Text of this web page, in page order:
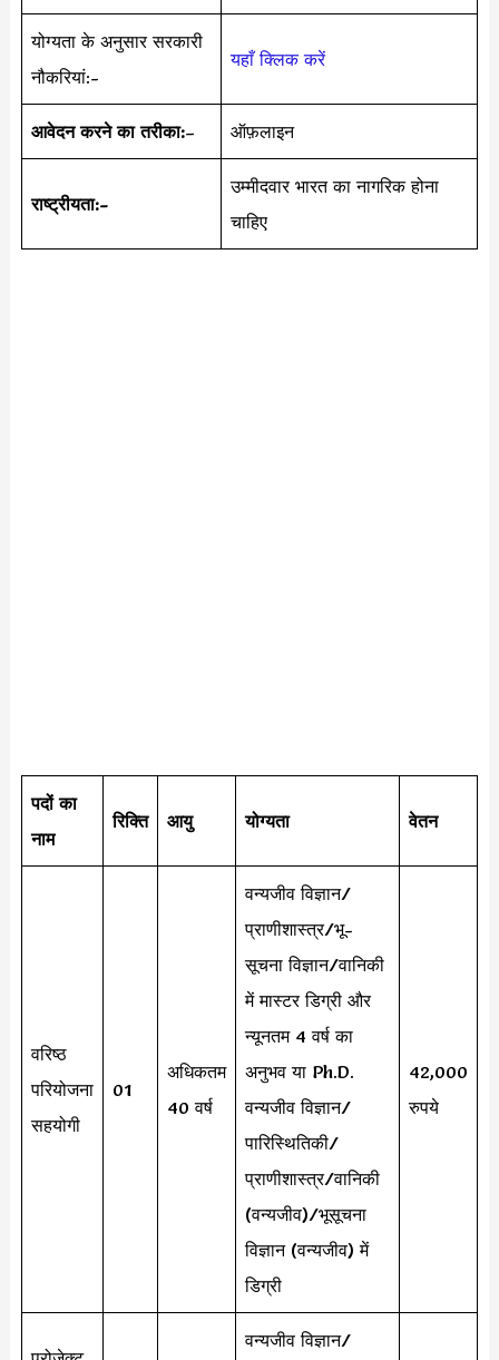
योग्यता के अनुसार सरकारी
नौकरियां:-
यहाँ क्लिक करें
आवेदन करने का तरीका:– ऑफ़लाइन
राष्ट्रीयता:-
उम्मीदवार भारत का नागरिक होना
चाहिए
पदों का
नाम
रिक्ति आयु योग्यता वेतन
वरिष्ठ
परियोजना
सहयोगी
01
अधिकतम
40 वर्ष
वन्यजीव विज्ञान/
प्राणीशास्त्र/भू-
सूचना विज्ञान/वानिकी
में मास्टर डिग्री और
न्यूनतम 4 वर्ष का
अनुभव या Ph.D.
वन्यजीव विज्ञान/
पारिस्थितिकी/
प्राणीशास्त्र/वानिकी
(वन्यजीव)/भूसूचना
विज्ञान (वन्यजीव) में
डिग्री
42,000
रुपये
वन्यजीव विज्ञान/